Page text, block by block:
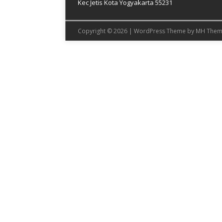
Kec Jetis Kota Yogyakarta 55231
Copyright © 2026 | WordPress Theme by MH